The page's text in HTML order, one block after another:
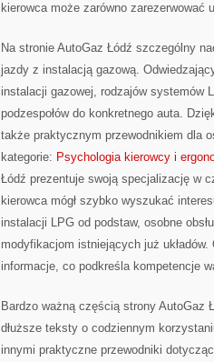
kierowca może zarówno zarezerwować
Na stronie AutoGaz Łódź szczególny
jazdy z instalacją gazową.
instalacji gazowej, rodzajów systemów
podzespołów do konkretnego auta.
także praktycznym przewodnikiem dla
kategorie: Psychologia kierowcy i
Łódź prezentuje swoją specjalizację w
kierowca mógł szybko wyszukać
instalacji LPG od podstaw, osobne
modyfikacjom istniejących już
informacje, co podkreśla kompetencje
Bardzo ważną częścią strony AutoGaz
dłuższe teksty o codziennym
innymi praktyczne przewodniki